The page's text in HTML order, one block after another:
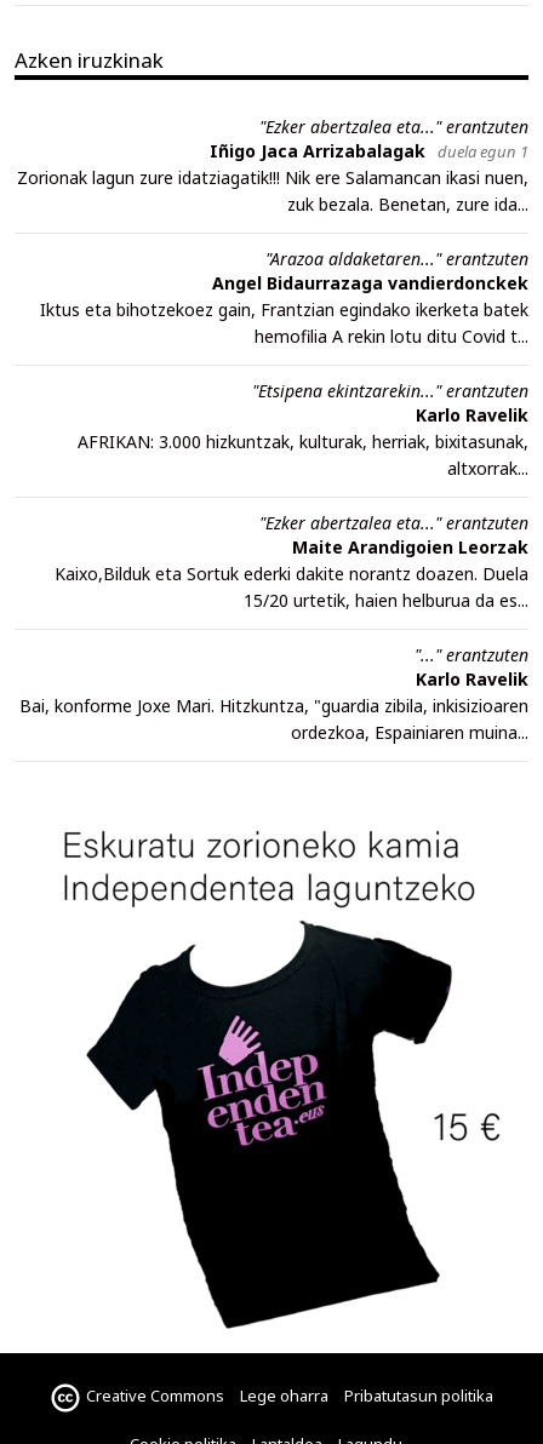
Azken iruzkinak
"Ezker abertzalea eta..." erantzuten
Iñigo Jaca Arrizabalagak duela egun 1
Zorionak lagun zure idatziagatik!!! Nik ere Salamancan ikasi nuen,
zuk bezala. Benetan, zure ida...
"Arazoa aldaketaren..." erantzuten
Angel Bidaurrazaga vandierdonckek
Iktus eta bihotzekoez gain, Frantzian egindako ikerketa batek
hemofilia A rekin lotu ditu Covid t...
"Etsipena ekintzarekin..." erantzuten
Karlo Ravelik
AFRIKAN: 3.000 hizkuntzak, kulturak, herriak, bixitasunak,
altxorrak...
"Ezker abertzalea eta..." erantzuten
Maite Arandigoien Leorzak
Kaixo,Bilduk eta Sortuk ederki dakite norantz doazen. Duela
15/20 urtetik, haien helburua da es...
"..." erantzuten
Karlo Ravelik
Bai, konforme Joxe Mari. Hitzkuntza, "guardia zibila, inkisizioaren
ordezkoa, Espainiaren muina...
Creative Commons Lege oharra Pribatutasun politika